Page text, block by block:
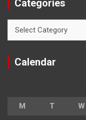
Categories
Calendar
M T W